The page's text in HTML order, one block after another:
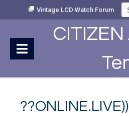
Vintage LCD Watch Forum